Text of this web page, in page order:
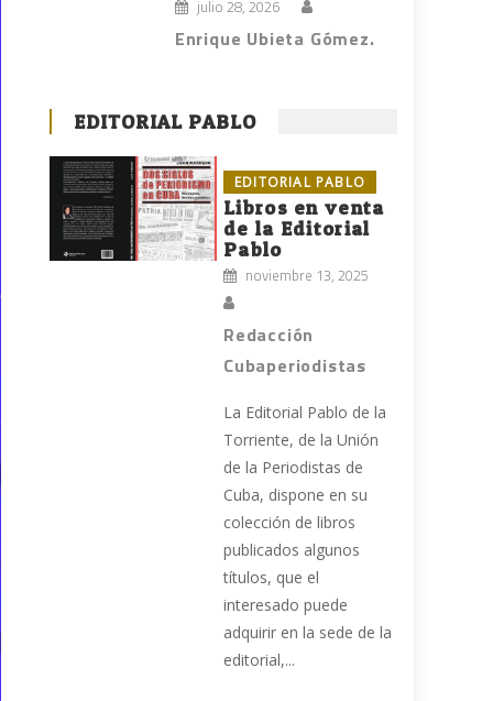
julio 28, 2026
Enrique Ubieta Gómez.
EDITORIAL PABLO
EDITORIAL PABLO
Libros en venta
de la Editorial
Pablo
noviembre 13, 2025
Redacción
Cubaperiodistas
La Editorial Pablo de la
Torriente, de la Unión
de la Periodistas de
Cuba, dispone en su
colección de libros
publicados algunos
títulos, que el
interesado puede
adquirir en la sede de la
editorial,...